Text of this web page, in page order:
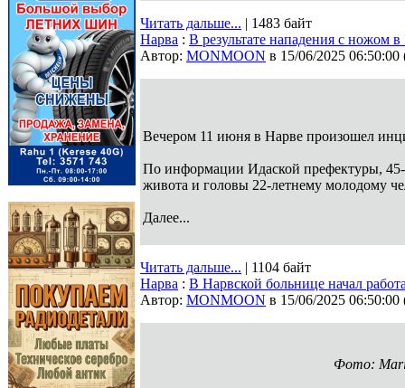
Читать дальше... | 1483 байт
Нарва : В результате нападения с ножом
Автор: MONMOON в 15/06/2025 06:50:00
Вечером 11 июня в Нарве произошел
По информации Идаской префектуры,
живота и головы 22-летнему молодому
Далее...
Читать дальше... | 1104 байт
Нарва : В Нарвской больнице начал
Автор: MONMOON в 15/06/2025 06:50:00
Фото: